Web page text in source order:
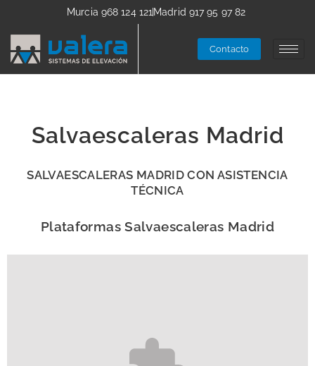
Murcia 968 124 121 Madrid 917 95 97 82
Contacto
Salvaescaleras Madrid
SALVAESCALERAS MADRID CON ASISTENCIA
TÉCNICA
Plataformas Salvaescaleras Madrid